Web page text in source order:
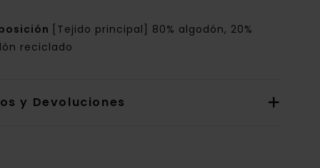
[Tejido principal] 80% algodón, 20%
reciclado
y Devoluciones